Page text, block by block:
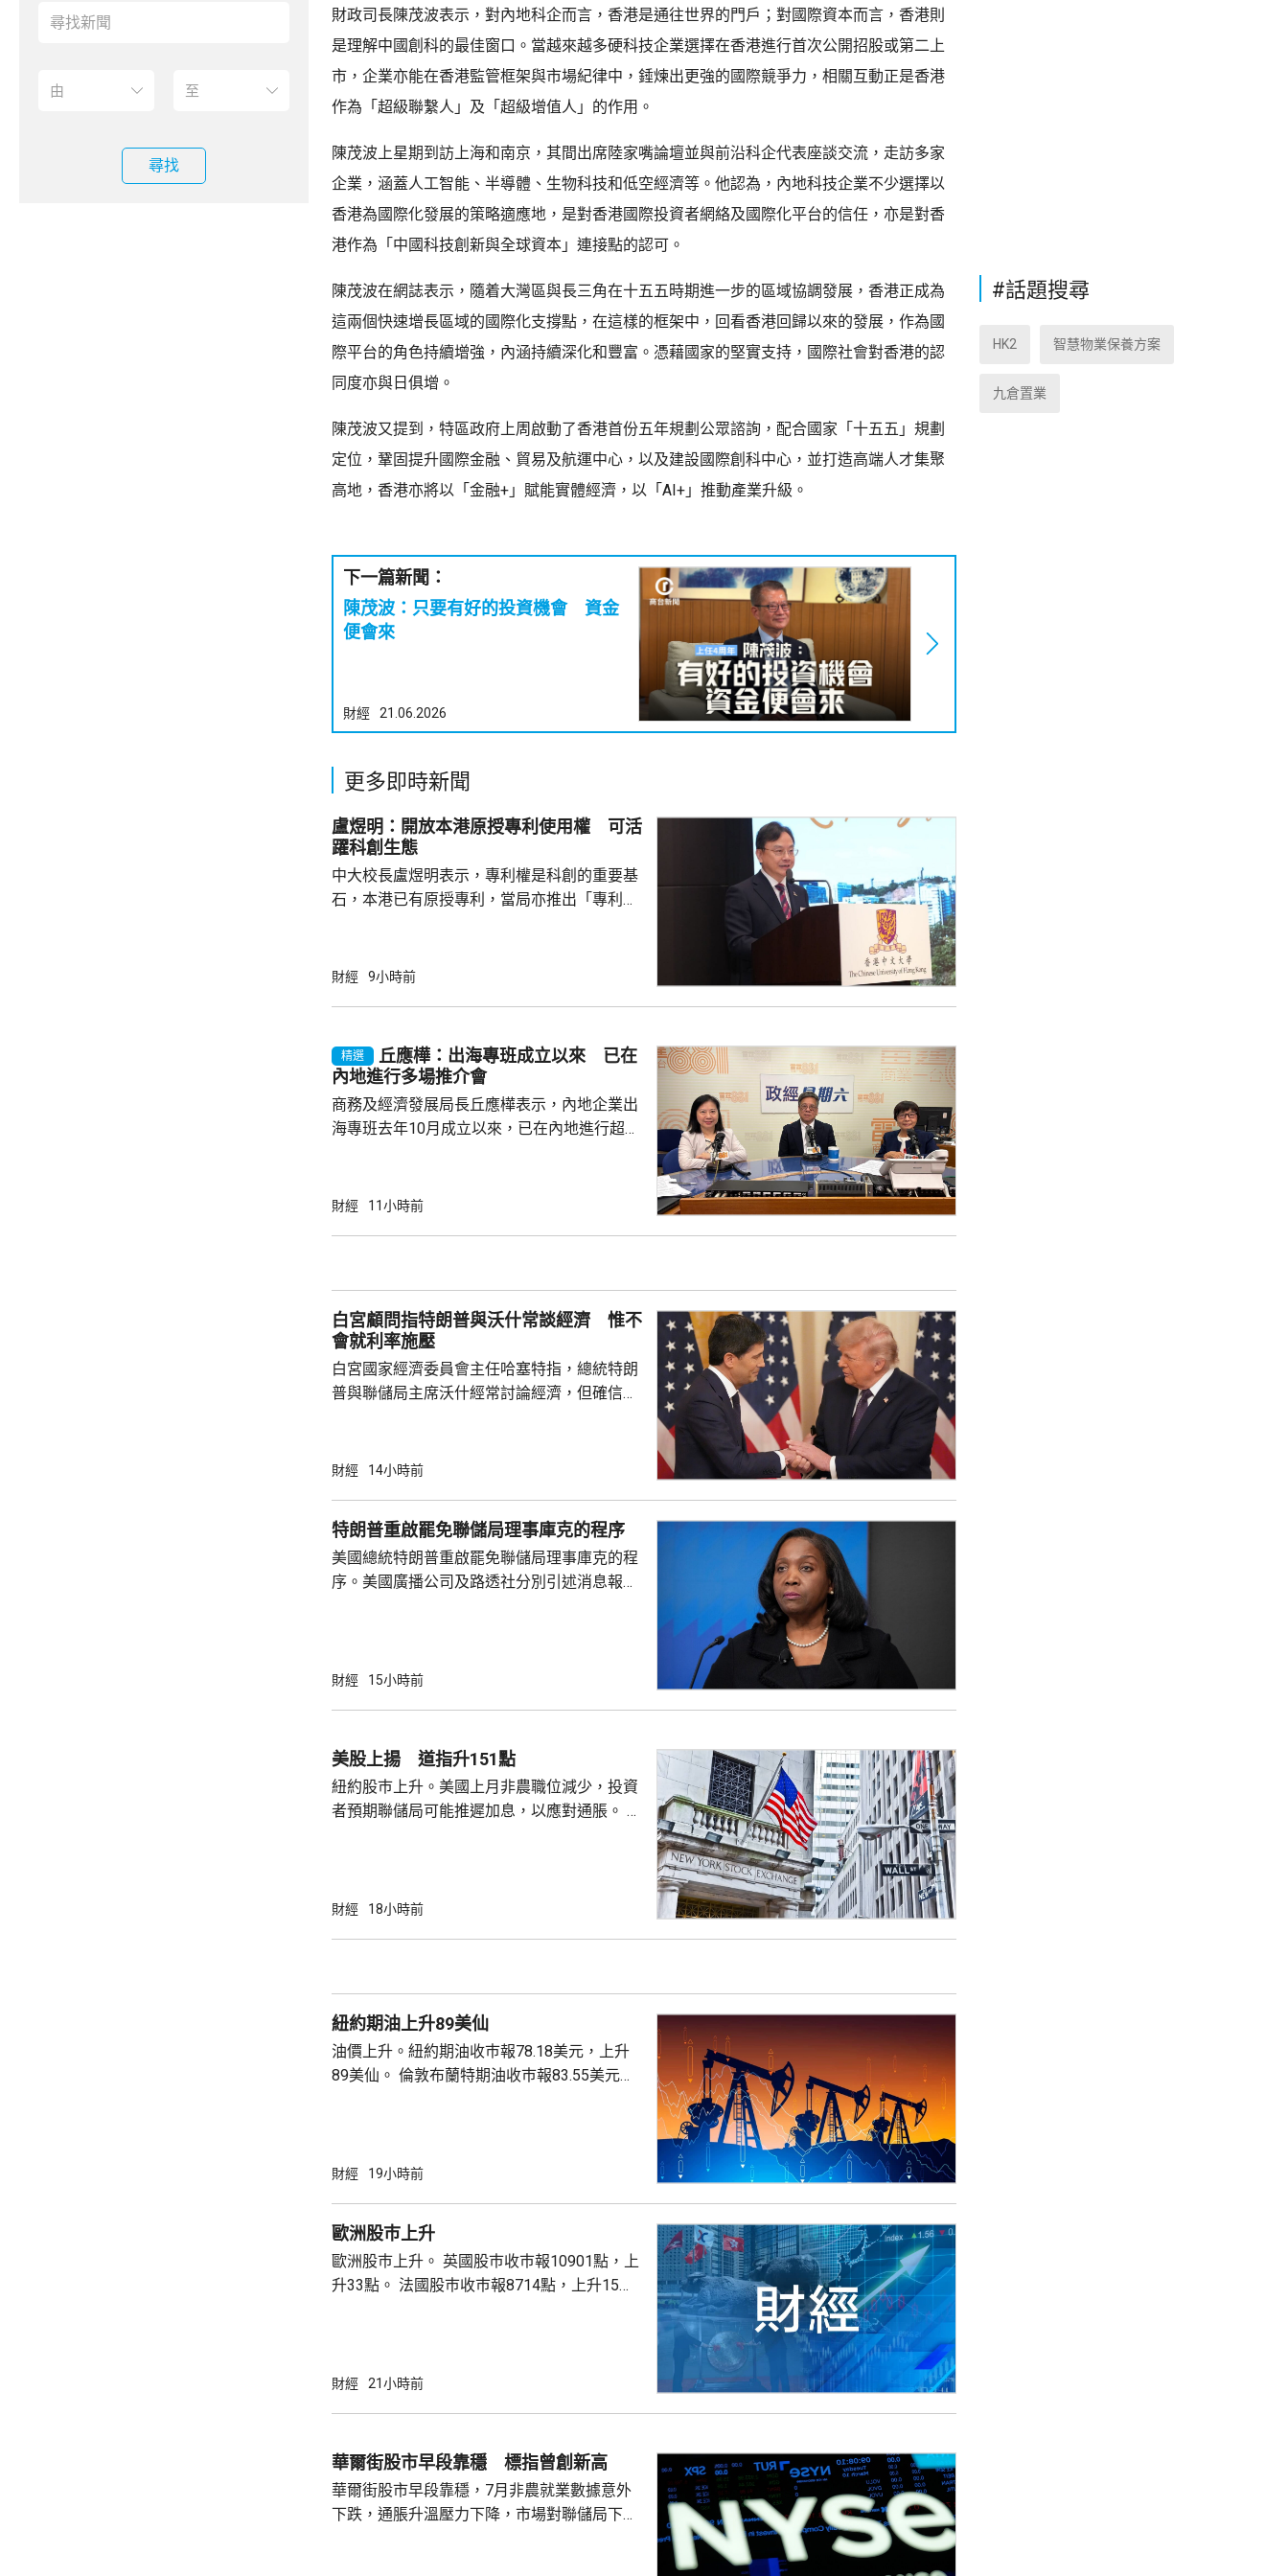
尋找
財政司長陳茂波表示，對內地科企而言，香港是通往世界的門戶；對國際資本而言，香港則
是理解中國創科的最佳窗口。當越來越多硬科技企業選擇在香港進行首次公開招股或第二上
市，企業亦能在香港監管框架與市場紀律中，錘煉出更強的國際競爭力，相關互動正是香港
作為「超級聯繫人」及「超級增值人」的作用。
陳茂波上星期到訪上海和南京，其間出席陸家嘴論壇並與前沿科企代表座談交流，走訪多家
企業，涵蓋人工智能、半導體、生物科技和低空經濟等。他認為，內地科技企業不少選擇以
香港為國際化發展的策略適應地，是對香港國際投資者網絡及國際化平台的信任，亦是對香
港作為「中國科技創新與全球資本」連接點的認可。
陳茂波在網誌表示，隨着大灣區與長三角在十五五時期進一步的區域協調發展，香港正成為
這兩個快速增長區域的國際化支撐點，在這樣的框架中，回看香港回歸以來的發展，作為國
際平台的角色持續增強，內涵持續深化和豐富。憑藉國家的堅實支持，國際社會對香港的認
同度亦與日俱增。
陳茂波又提到，特區政府上周啟動了香港首份五年規劃公眾諮詢，配合國家「十五五」規劃
定位，鞏固提升國際金融、貿易及航運中心，以及建設國際創科中心，並打造高端人才集聚
高地，香港亦將以「金融+」賦能實體經濟，以「AI+」推動產業升級。
下一篇新聞：
陳茂波：只要有好的投資機會 資金
便會來
財經 21.06.2026
更多即時新聞
盧煜明：開放本港原授專利使用權 可活
躍科創生態
中大校長盧煜明表示，專利權是科創的重要基
石，本港已有原授專利，當局亦推出「專利
使用，相信會有更多人來港申請專利，活躍本
產出獨角獸企業，必須依賴其他市場，例如大
灣區，及解決專利權方面弱點。盧煜明表示，
中大亦將把握北都帶來的機遇，已向政府提...
財經 9小時前
精選
丘應樺：出海專班成立以來 已在
內地進行多場推介會
商務及經濟發展局長丘應樺表示，內地企業出
海專班去年10月成立以來，已在內地進行超過
時，亦已帶同內地及香港企業隨團，簽訂96份
總部或公司，並在香港作籌融資，相信對香港
整體經濟有幫助，他下周出訪馬來...
財經 11小時前
白宮顧問指特朗普與沃什常談經濟 惟不
會就利率施壓
白宮國家經濟委員會主任哈塞特指，總統特朗
普與聯儲局主席沃什經常討論經濟，但確信特
什和特朗普長期以來關係非常密切，一直會討
見，令外界質疑特朗普可能試圖影響聯儲局決
策。不過日程顯示，沃什6月沒與特朗普通話
或會談，只是與財長貝森特進行三次早餐
財經 14小時前
特朗普重啟罷免聯儲局理事庫克的程序
美國總統特朗普重啟罷免聯儲局理事庫克的程
序。美國廣播公司及路透社分別引述消息報
事的誠信產生質疑，因此特朗普正考慮撒銷她
何正當理由可以解除庫克的職務。 特朗普去年
8月底亦曾以欺詐抵押貸款為由，解除庫...
財經 15小時前
美股上揚 道指升151點
紐約股巿上升。美國上月非農職位減少，投資
者預期聯儲局可能推遲加息，以應對通脹。 道
上升47點。 總計整個星期，納指上升5.2%。
財經 18小時前
紐約期油上升89美仙
油價上升。紐約期油收巿報78.18美元，上升
89美仙。 倫敦布蘭特期油收巿報83.55美元，
財經 19小時前
歐洲股巿上升
歐洲股巿上升。 英國股巿收巿報10901點，上
升33點。 法國股巿收巿報8714點，上升15
財經 21小時前
華爾街股市早段靠穩 標指曾創新高
華爾街股市早段靠穩，7月非農就業數據意外
下跌，通脹升溫壓力下降，市場對聯儲局下月
#話題搜尋
HK2 智慧物業保養方案
九倉置業